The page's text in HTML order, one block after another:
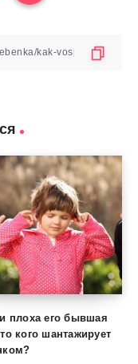
плоха его бывшая
кого шантажирует